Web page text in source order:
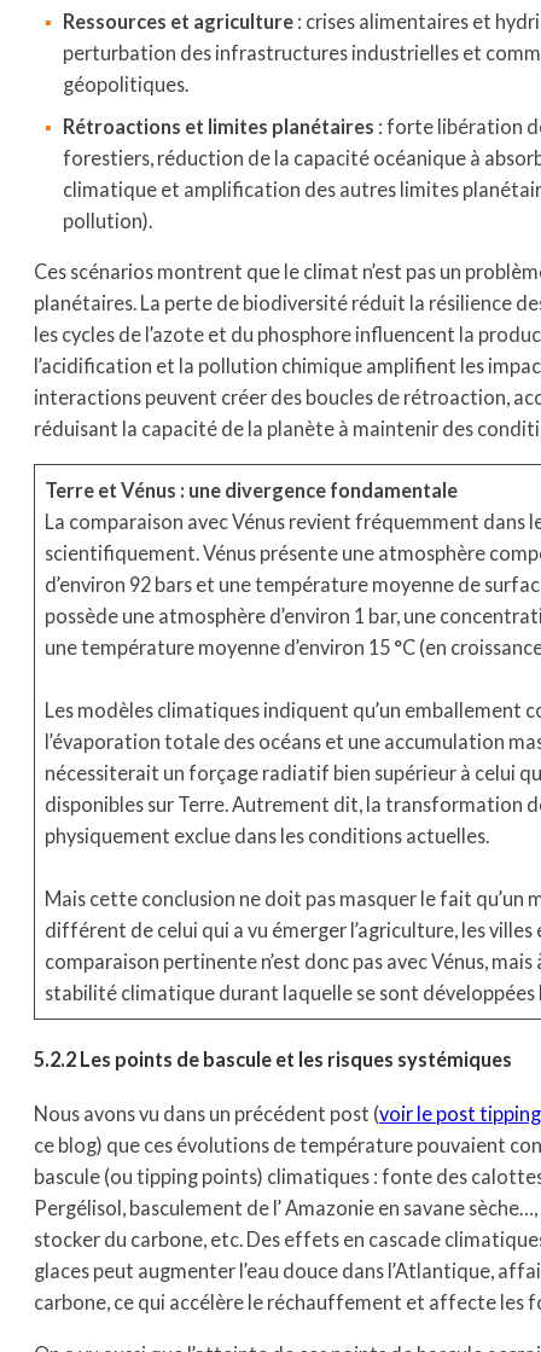
Ressources et agriculture : crises alimentaires et
perturbation des infrastructures industrielles et
géopolitiques.
Rétroactions et limites planétaires : forte libération
forestiers, réduction de la capacité océanique à
climatique et amplification des autres limites
pollution).
Ces scénarios montrent que le climat n’est pas un
planétaires. La perte de biodiversité réduit la résilience
les cycles de l’azote et du phosphore influencent la
l’acidification et la pollution chimique amplifient les
interactions peuvent créer des boucles de rétroaction,
réduisant la capacité de la planète à maintenir des
Terre et Vénus : une divergence fondamentale
La comparaison avec Vénus revient fréquemment dans
scientifiquement. Vénus présente une atmosphère
d’environ 92 bars et une température moyenne de
possède une atmosphère d’environ 1 bar, une
une température moyenne d’environ 15 °C (en
Les modèles climatiques indiquent qu’un emballement
l’évaporation totale des océans et une accumulation
nécessiterait un forçage radiatif bien supérieur à celui
disponibles sur Terre. Autrement dit, la transformation
physiquement exclue dans les conditions actuelles.
Mais cette conclusion ne doit pas masquer le fait qu’un
différent de celui qui a vu émerger l’agriculture, les
comparaison pertinente n’est donc pas avec Vénus, mais
stabilité climatique durant laquelle se sont développées
5.2.2 Les points de bascule et les risques systémiques
Nous avons vu dans un précédent post (voir le post
ce blog) que ces évolutions de température pouvaient
bascule (ou tipping points) climatiques : fonte des
Pergélisol, basculement de l’ Amazonie en savane
stocker du carbone, etc. Des effets en cascade
glaces peut augmenter l’eau douce dans l’Atlantique,
carbone, ce qui accélère le réchauffement et affecte les